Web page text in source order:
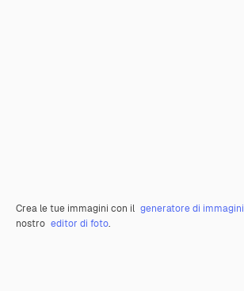
Crea le tue immagini con il generatore di immagini
nostro editor di foto.